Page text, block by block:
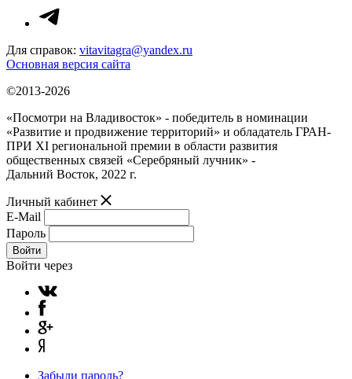
Для справок: vitavitagra@yandex.ru
Основная версия сайта
©2013-2026
«Посмотри на Владивосток» - победитель в номинации
«Развитие и продвижение территорий» и обладатель ГРАН-
ПРИ XI региональной премии в области развития
общественных связей «Серебряный лучник» -
Дальний Восток, 2022 г.
Личный кабинет
E-Mail
Пароль
Войти
Войти через
Забыли пароль?